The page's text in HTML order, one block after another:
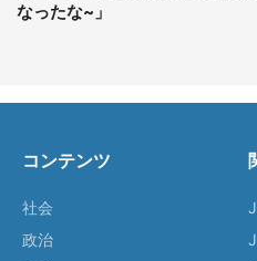
なったな~」
コンテンツ
社会
政治